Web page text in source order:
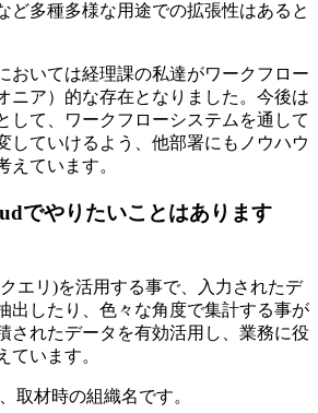
ど多種多様な用途での拡張性はあると
おいては経理課の私達がワークフロー
ニア）的な存在となりました。今後は
して、ワークフローシステムを通して
していけるよう、他部署にもノウハウ
えています。
でやりたいことはあります
エリ)を活用する事で、入力されたデ
出したり、色々な角度で集計する事が
されたデータを有効活用し、業務に役
ています。
取材時の組織名です。